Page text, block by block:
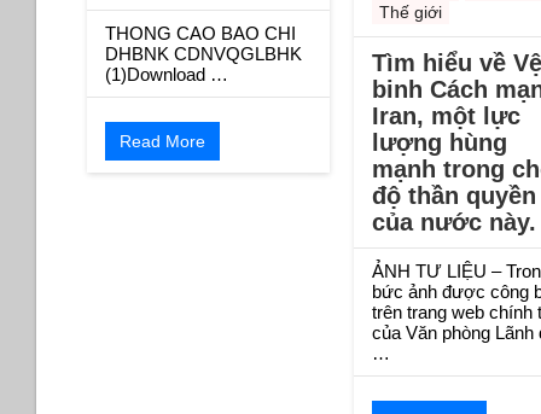
THONG CAO BAO CHI
DHBNK CDNVQGLBHK
(1)Download …
Read More
Thế giới
Tìm hiểu về Vệ
binh Cách
Iran, một lực
lượng hùng
mạnh trong
độ thần quyền
của nước này.
ẢNH TƯ LIỆU –
bức ảnh được công
trên trang web chính
của Văn phòng Lãnh
…